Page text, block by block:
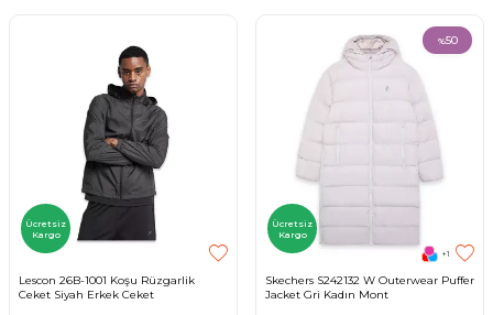
Ücretsiz
Kargo
Lescon 26B-1001 Koşu Rüzgarlik
Ceket Siyah Erkek Ceket
%50
Ücretsiz
Kargo
+1
Skechers S242132 W Outerwear Puffer
Jacket Gri Kadın Mont